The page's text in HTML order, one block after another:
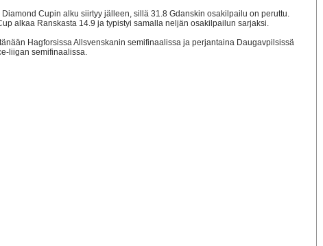
Cupin alku siirtyy jälleen, sillä 31.8 Gdanskin osakilpailu on peruttu.
alkaa Ranskasta 14.9 ja typistyi samalla neljän osakilpailun sarjaksi.
Hagforsissa Allsvenskanin semifinaalissa ja perjantaina Daugavpilsissä
liigan semifinaalissa.